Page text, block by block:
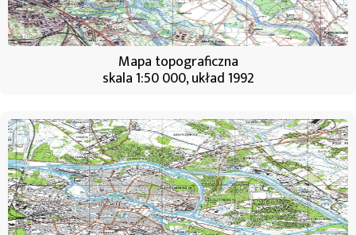
Mapa topograficzna
skala 1:50 000, układ 1992